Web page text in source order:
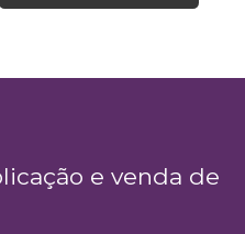
e venda de